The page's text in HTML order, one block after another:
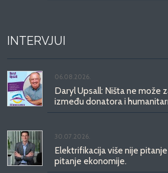
INTERVJUI
06.08.2026.
Daryl Upsall: Ništa ne može
između donatora i
30.07.2026.
Elektrifikacija više nije
pitanje ekonomije.